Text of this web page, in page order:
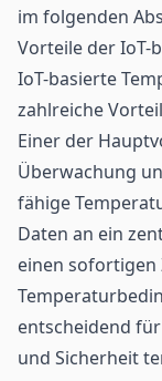
im folgenden
Vorteile der IoT-
IoT-basierte
zahlreiche
Einer der
Überwachung
fähige
Daten an ein
einen
entscheidend
und Sicherheit